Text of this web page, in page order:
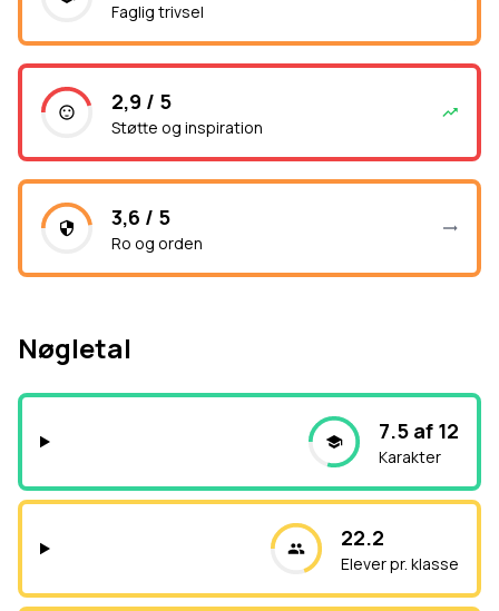
Faglig trivsel
2,9 / 5
Støtte og inspiration
3,6 / 5
Ro og orden
Nøgletal
7.5 af 12
Karakter
22.2
Elever pr. klasse